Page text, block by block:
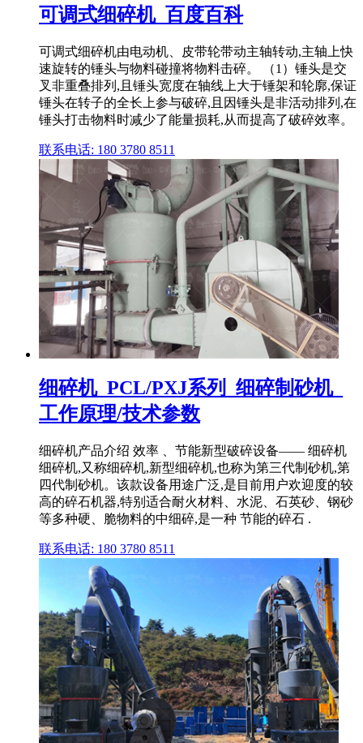
可调式细碎机_百度百科
可调式细碎机由电动机、皮带轮带动主轴转动,主轴上快
速旋转的锤头与物料碰撞将物料击碎。 （1）锤头是交
叉非重叠排列,且锤头宽度在轴线上大于锤架和轮廓,保证
锤头在转子的全长上参与破碎,且因锤头是非活动排列,在
锤头打击物料时减少了能量损耗,从而提高了破碎效率。
联系电话: 180 3780 8511
细碎机_PCL/PXJ系列_细碎制砂机_
工作原理/技术参数
细碎机产品介绍 效率 、节能新型破碎设备—— 细碎机
细碎机,又称细碎机,新型细碎机,也称为第三代制砂机,第
四代制砂机。该款设备用途广泛,是目前用户欢迎度的较
高的碎石机器,特别适合耐火材料、水泥、石英砂、钢砂
等多种硬、脆物料的中细碎,是一种 节能的碎石 .
联系电话: 180 3780 8511